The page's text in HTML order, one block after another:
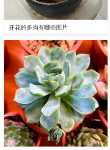
开花的多肉有哪些图片